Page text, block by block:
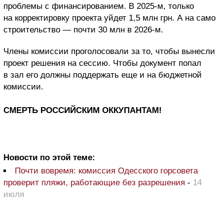
проблемы с финансированием. В 2025-м, только
на корректировку проекта уйдет 1,5 млн грн. А на само
строительство — почти 30 млн в 2026-м.
Члены комиссии проголосовали за то, чтобы вынесли
проект решения на сессию. Чтобы документ попал
в зал его должны поддержать еще и на бюджетной
комиссии.
СМЕРТЬ РОССИЙСКИМ ОККУПАНТАМ!
Новости по этой теме:
Почти вовремя: комиссия Одесского горсовета
проверит пляжи, работающие без разрешения - 14
июля